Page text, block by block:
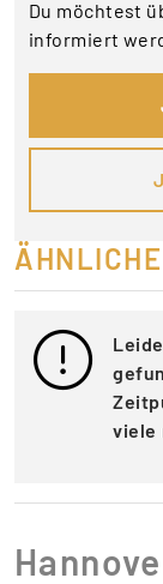
Du möchtest
informiert
viele